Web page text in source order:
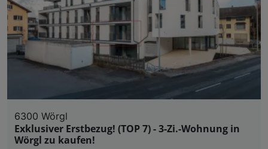
6300 Wörgl
Exklusiver Erstbezug! (TOP 7) - 3-Zi.-Wohnung in
Wörgl zu kaufen!